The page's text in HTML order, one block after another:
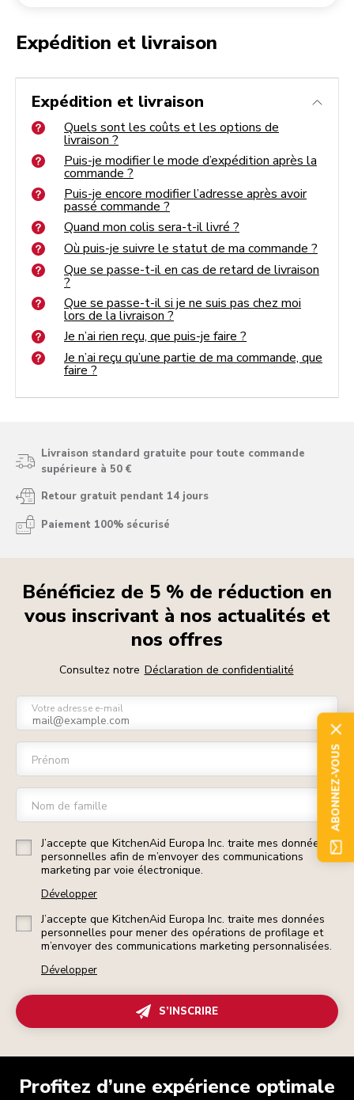
Expédition et livraison
Quels sont les coûts et les options de livraison ?
Puis-je modifier le mode d’expédition après la commande ?
Puis-je encore modifier l’adresse après avoir passé commande ?
Quand mon colis sera-t-il livré ?
Où puis-je suivre le statut de ma commande ?
Que se passe-t-il en cas de retard de livraison ?
Que se passe-t-il si je ne suis pas chez moi lors de la livraison ?
Je n’ai rien reçu, que puis-je faire ?
Je n’ai reçu qu’une partie de ma commande, que faire ?
Expédition et livraison
Quels sont les coûts et les options de
livraison ?
Puis-je modifier le mode d’expédition après la
commande ?
Puis-je encore modifier l’adresse après avoir
passé commande ?
Quand mon colis sera-t-il livré ?
Où puis-je suivre le statut de ma commande ?
Que se passe-t-il en cas de retard de livraison
?
Que se passe-t-il si je ne suis pas chez moi
lors de la livraison ?
Je n’ai rien reçu, que puis-je faire ?
Je n’ai reçu qu’une partie de ma commande, que
faire ?
Livraison standard gratuite pour toute commande
supérieure à 50 €
Retour gratuit pendant 14 jours
Paiement 100% sécurisé
Bénéficiez de 5 % de réduction en
vous inscrivant à nos actualités et
nos offres
Consultez notre Déclaration de confidentialité
Votre adresse e-mail
Prénom
Nom de famille
J’accepte que KitchenAid Europa Inc. traite mes données
personnelles afin de m’envoyer des communications
marketing par voie électronique.
Développer
J’accepte que KitchenAid Europa Inc. traite mes données
personnelles pour mener des opérations de profilage et
m’envoyer des communications marketing personnalisées.
Développer
S’INSCRIRE
Profitez d’une expérience optimale
ABONNEZ-VOUS